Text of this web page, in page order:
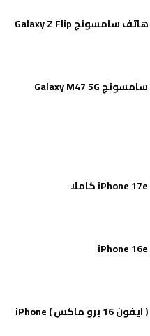
جميع مواصفات هاتف سامسونج Galaxy Z Flip
مواصفات هاتف سامسونج Galaxy M47 5G
مواصفات وسعر ( ايفون 16 برو ماكس ) iPhone